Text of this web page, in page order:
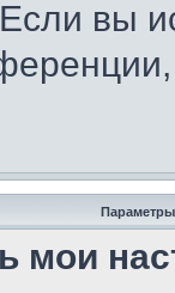
вы
Параметры
мои